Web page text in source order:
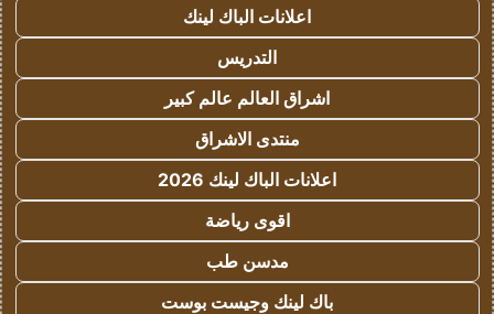
اعلانات الباك لينك
التدريس
اشراق العالم عالم كبير
منتدى الاشراق
اعلانات الباك لينك 2026
اقوى رياضة
مدسن طب
باك لينك وجيست بوست